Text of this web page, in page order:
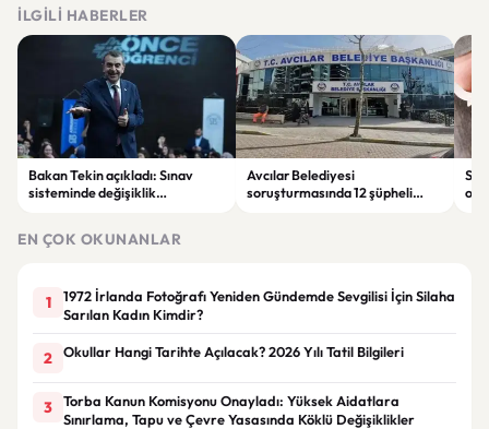
İLGILI HABERLER
Bakan Tekin açıkladı: Sınav
sisteminde değişiklik
Avcılar Belediyesi
soruşturmasında 12 şüpheli
EN ÇOK OKUNANLAR
1
1972 İrlanda Fotoğrafı Yeniden Gündemde Sevgilisi İçin Silaha
Sarılan Kadın Kimdir?
2 Okullar Hangi Tarihte Açılacak? 2026 Yılı Tatil Bilgileri
3
Torba Kanun Komisyonu Onayladı: Yüksek Aidatlara
Sınırlama, Tapu ve Çevre Yasasında Köklü Değişiklikler